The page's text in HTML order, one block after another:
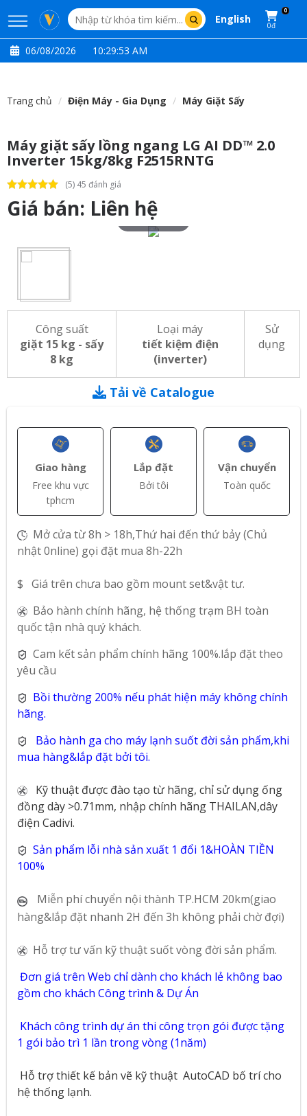
English
0
0đ
06/08/2026 10:29:54 AM
Trang chủ Điện Máy - Gia Dụng Máy Giặt Sấy
Máy giặt sấy lồng ngang LG AI DD™ 2.0
Inverter 15kg/8kg F2515RNTG
(5) 45 đánh giá
Giá bán: Liên hệ
Touch to zoom
Công suất
giặt 15 kg - sấy
8 kg
Loại máy
tiết kiệm điện
(inverter)
Sử
dụng
Tải về Catalogue
Giao hàng
Free khu vực
tphcm
Lắp đặt
Bởi tôi
Vận chuyển
Toàn quốc
Mở cửa từ 8h > 18h,Thứ hai đến thứ bảy (Chủ
nhật 0nline) gọi đặt mua 8h-22h
$ Giá trên chưa bao gồm mount set&vật tư.
Bảo hành chính hãng, hệ thống trạm BH toàn
quốc tận nhà quý khách.
Cam kết sản phẩm chính hãng 100%.lắp đặt theo
yêu cầu
Bồi thường 200% nếu phát hiện máy không chính
hãng.
Bảo hành ga cho máy lạnh suốt đời sản phẩm,khi
mua hàng&lắp đặt bởi tôi.
Kỹ thuật được đào tạo từ hãng, chỉ sử dụng ống
đồng dày >0.71mm, nhập chính hãng THAILAN,dây
điện Cadivi.
Sản phẩm lỗi nhà sản xuất 1 đổi 1&HOÀN TIỀN
100%
Miễn phí chuyển nội thành TP.HCM 20km(giao
hàng&lắp đặt nhanh 2H đến 3h không phải chờ đợi)
Hỗ trợ tư vấn kỹ thuật suốt vòng đời sản phẩm.
Đơn giá trên Web chỉ dành cho khách lẻ không bao
gồm cho khách Công trình & Dự Án
Khách công trình dự án thi công trọn gói được tặng
1 gói bảo trì 1 lần trong vòng (1năm)
Hỗ trợ thiết kế bản vẽ kỹ thuật AutoCAD bố trí cho
hệ thống lạnh.